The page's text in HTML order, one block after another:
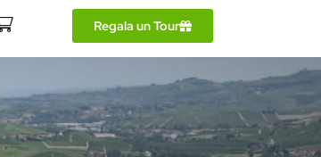
Regala un Tour